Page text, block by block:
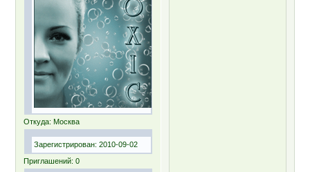
Откуда: Москва
Зарегистрирован: 2010-09-02
Приглашений: 0